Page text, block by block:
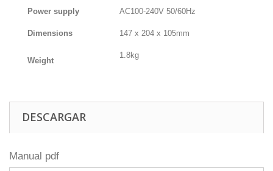
Power supply AC100-240V 50/60Hz
Dimensions 147 x 204 x 105mm
Weight
1.8kg
DESCARGAR
Manual pdf